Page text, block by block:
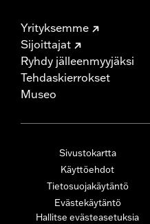
Yrityksemme
Sijoittajat
Ryhdy jälleenmyyjäksi
Tehdaskierrokset
Museo
Sivustokartta
Käyttöehdot
Tietosuojakäytäntö
Evästekäytäntö
Hallitse evästeasetuksia